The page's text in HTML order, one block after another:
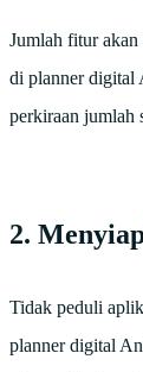
Jumlah fitur akan
di planner digital
perkiraan jumlah
2.
Tidak peduli
planner digital